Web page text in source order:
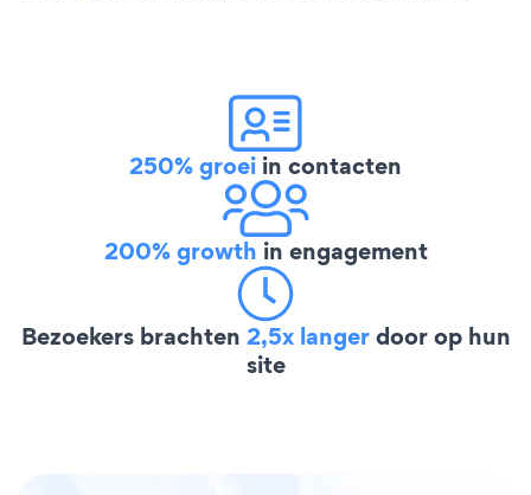
250% groei in contacten
200% growth in engagement
Bezoekers brachten 2,5x langerdoor op hun
site